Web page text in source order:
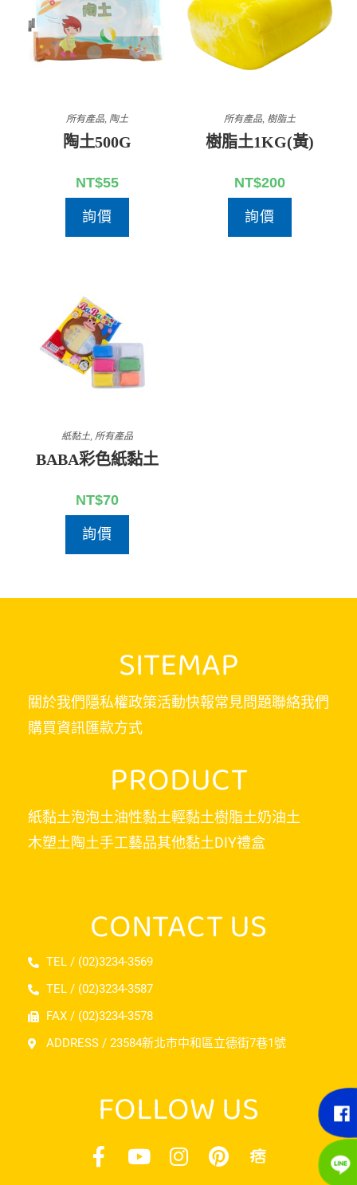
所有產品, 陶土
陶土500G
NT$55
詢價
所有產品, 樹脂土
樹脂土1KG(黃)
NT$200
詢價
紙黏土, 所有產品
BABA彩色紙黏土
NT$70
詢價
SITEMAP
關於我們隱私權政策活動快報常見問題聯絡我們
購買資訊匯款方式
PRODUCT
紙黏土泡泡土油性黏土輕黏土樹脂土奶油土
木塑土陶土手工藝品其他黏土DIY禮盒
CONTACT US
TEL / (02)3234-3569
TEL / (02)3234-3587
FAX / (02)3234-3578
ADDRESS / 23584新北市中和區立德街7巷1號
FOLLOW US